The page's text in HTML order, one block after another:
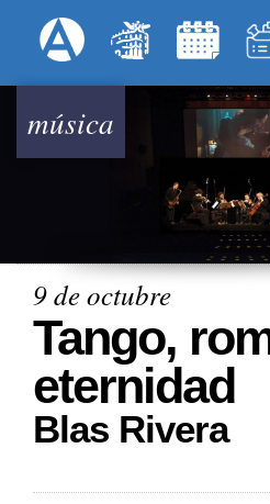
al
Menú
música
9 de octubre
Tango,
eternidad
Blas Rivera